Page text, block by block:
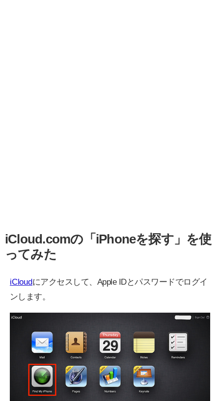
iCloud.comの「iPhoneを探す」を使
ってみた
iCloudにアクセスして、Apple IDとパスワードでログイ
ンします。